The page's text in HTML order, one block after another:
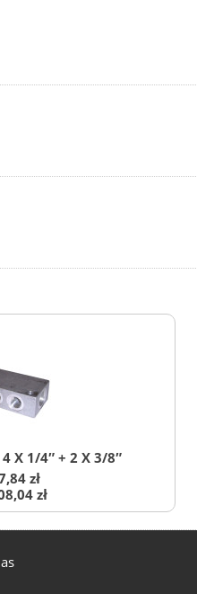
X 1/4″ + 2 X 3/8″
zł
zł